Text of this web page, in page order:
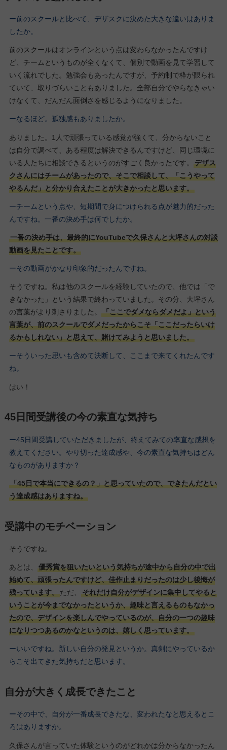
ー前のスクールと比べて、デザスクに決めた大きな違いはありま
したか。
前のスクールはオンラインという点は変わらなかったんですけ
ど、チームというものが全くなくて、個別で動画を見て学習して
いく流れでした。勉強会もあったんですが、予約制で枠が限られ
ていて、取りづらいこともありました。全部自分でやらなきゃい
けなくて、だんだん面倒さを感じるようになりました。
ーなるほど。孤独感もありましたか。
ありました。1人で頑張っている感覚が強くて、分からないこと
は自分で調べて、ある程度は解決できるんですけど、同じ環境に
いる人たちに相談できるというのがすごく良かったです。
デザス
クさんにはチームがあったので、そこで相談して、「こうやって
やるんだ」と分かり合えたことが大きかったと思います。
ーチームという点や、短期間で身につけられる点が魅力的だった
んですね。一番の決め手は何でしたか。
一番の決め手は、最終的にYouTubeで久保さんと大坪さんの対談
動画を見たことです。
ーその動画がかなり印象的だったんですね。
そうですね。私は他のスクールを経験していたので、他では「で
きなかった」という結果で終わっていました。その分、大坪さん
の言葉がより刺さりました。
「ここでダメならダメだよ」という
言葉が、前のスクールでダメだったからこそ「ここだったらいけ
るかもしれない」と思えて、賭けてみようと思いました。
ーそういった思いも含めて決断して、ここまで来てくれたんです
ね。
はい！
45日間受講後の今の素直な気持ち
ー45日間受講していただきましたが、終えてみての率直な感想を
教えてください。やり切った達成感や、今の素直な気持ちはどん
なものがありますか？
「45日で本当にできるの？」と思っていたので、できたんだとい
う達成感はありますね。
受講中のモチベーション
そうですね。
あとは、
優秀賞を狙いたいという気持ちが途中から自分の中で出
始めて、頑張ったんですけど、佳作止まりだったのは少し後悔が
残っています。ただ、
それだけ自分がデザインに集中してやると
いうことが今までなかったというか、趣味と言えるものもなかっ
たので、デザインを楽しんでやっているのが、自分の一つの趣味
になりつつあるのかなというのは、嬉しく思っています。
ーいいですね。新しい自分の発見というか。真剣にやっているか
らこそ出てきた気持ちだと思います。
自分が大きく成長できたこと
ーその中で、自分が一番成長できたな、変われたなと思えるとこ
ろはありますか。
久保さんが言っていた体験というのがどれかは分からなかったん